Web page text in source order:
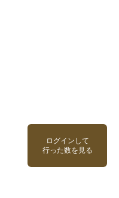
ログインして
行った数を見る